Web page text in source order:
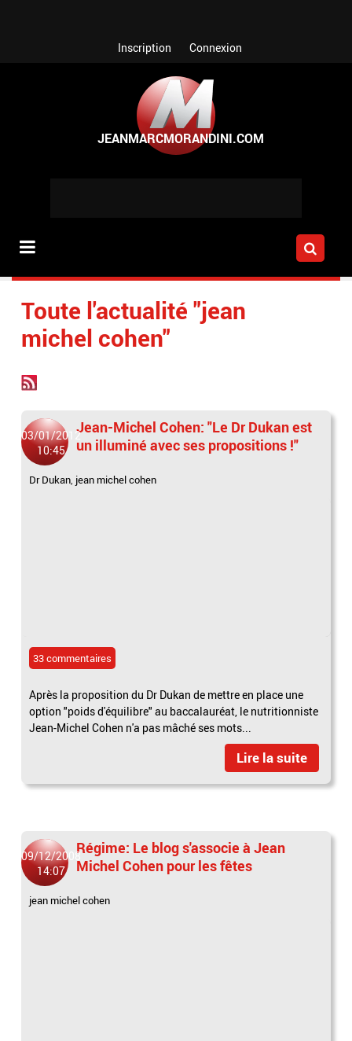
Inscription Connexion
Toute l'actualité "jean
michel cohen"
03/01/2012
10:45
Jean-Michel Cohen: "Le Dr Dukan est
un illuminé avec ses propositions !"
Dr Dukan, jean michel cohen
33 commentaires
Après la proposition du Dr Dukan de mettre en place une
option "poids d'équilibre" au baccalauréat, le nutritionniste
Jean-Michel Cohen n'a pas mâché ses mots...
Lire la suite
09/12/2008
14:07
Régime: Le blog s'associe à Jean
Michel Cohen pour les fêtes
jean michel cohen